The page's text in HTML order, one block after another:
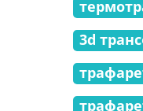
3d